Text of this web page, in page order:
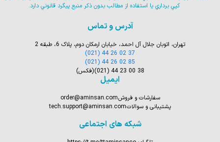
كپي برداري يا استفاده از مطالب بدون ذكر منبع پيگرد قانوني دارد.
آدرس و تماس
تهران، اتوبان جلال آل احمد، خیابان ارمکان دوم، پلاک 6، طبقه 2
(021) 44 26 02 37
(021) 44 26 02 85
(021) 44 23 00 38(فکس)
ایمیل
سفارشات و فروشorder@aminsan.com
پشتیبانی و سوالاتtech.support@aminsan.com
شبکه های اجتماعی